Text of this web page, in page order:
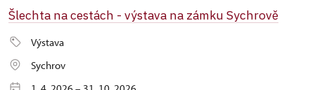
Šlechta na cestách - výstava na zámku Sychrově
Výstava
Sychrov